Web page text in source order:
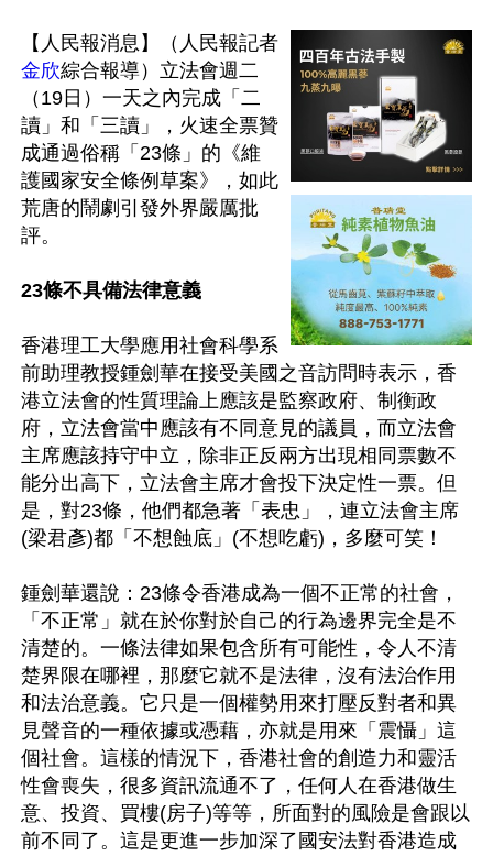
【人民報消息】（人民報記者
金欣綜合報導）立法會週二
（19日）一天之內完成「二
讀」和「三讀」，火速全票贊
成通過俗稱「23條」的《維
護國家安全條例草案》，如此
荒唐的鬧劇引發外界嚴厲批
評。
23條不具備法律意義
香港理工大學應用社會科學系
前助理教授鍾劍華在接受美國之音訪問時表示，香
港立法會的性質理論上應該是監察政府、制衡政
府，立法會當中應該有不同意見的議員，而立法會
主席應該持守中立，除非正反兩方出現相同票數不
能分出高下，立法會主席才會投下決定性一票。但
是，對23條，他們都急著「表忠」，連立法會主席
(梁君彥)都「不想蝕底」(不想吃虧)，多麼可笑！
鍾劍華還說：23條令香港成為一個不正常的社會，
「不正常」就在於你對於自己的行為邊界完全是不
清楚的。一條法律如果包含所有可能性，令人不清
楚界限在哪裡，那麼它就不是法律，沒有法治作用
和法治意義。它只是一個權勢用來打壓反對者和異
見聲音的一種依據或憑藉，亦就是用來「震懾」這
個社會。這樣的情況下，香港社會的創造力和靈活
性會喪失，很多資訊流通不了，任何人在香港做生
意、投資、買樓(房子)等等，所面對的風險是會跟以
前不同了。這是更進一步加深了國安法對香港造成